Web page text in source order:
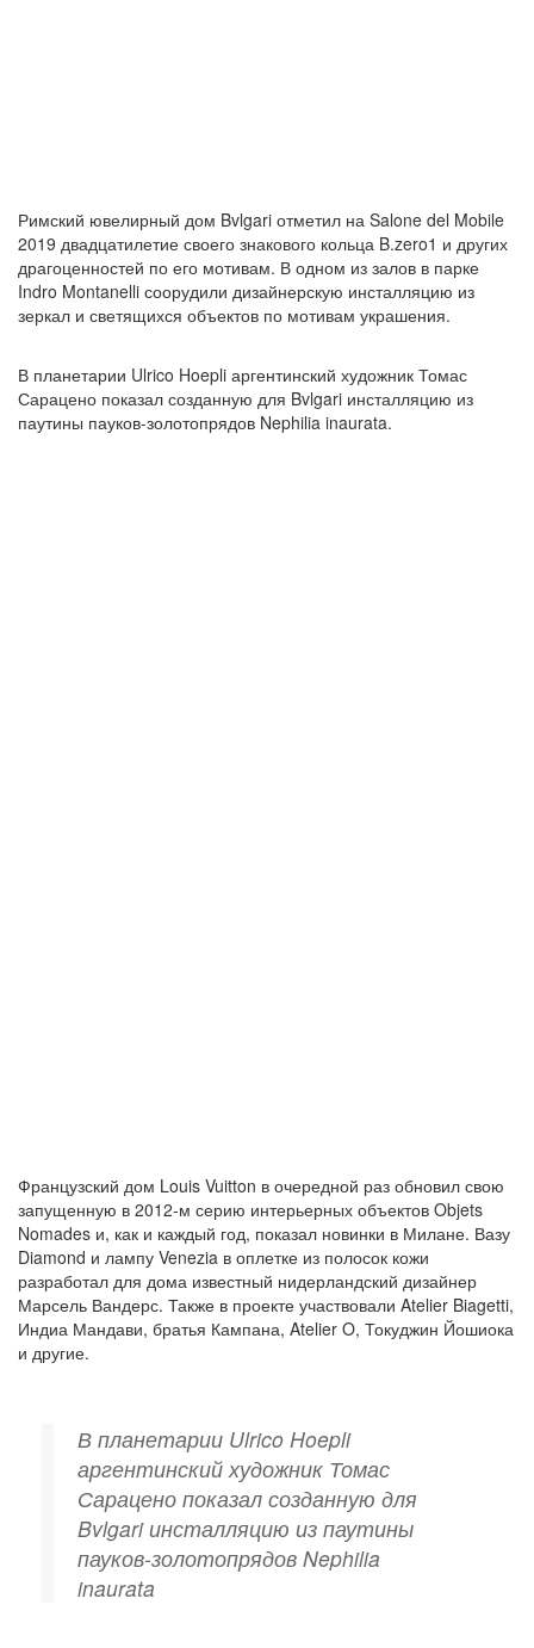
Римский ювелирный дом Bvlgari отметил на Salone del Mobile
2019 двадцатилетие своего знакового кольца B.zero1 и других
драгоценностей по его мотивам. В одном из залов в парке
Indro Montanelli соорудили дизайнерскую инсталляцию из
зеркал и светящихся объектов по мотивам украшения.
В планетарии Ulrico Hoepli аргентинский художник Томас
Сарацено показал созданную для Bvlgari инсталляцию из
паутины пауков-золотопрядов Nephilia inaurata.
Французский дом Louis Vuitton в очередной раз обновил свою
запущенную в 2012-м серию интерьерных объектов Objets
Nomades и, как и каждый год, показал новинки в Милане. Вазу
Diamond и лампу Venezia в оплетке из полосок кожи
разработал для дома известный нидерландский дизайнер
Марсель Вандерс. Также в проекте участвовали Atelier Biagetti,
Индиа Мандави, братья Кампана, Atelier O, Токуджин Йошиока
и другие.
В планетарии Ulrico Hoepli
аргентинский художник Томас
Сарацено показал созданную для
Bvlgari инсталляцию из паутины
пауков-золотопрядов Nephilia
inaurata